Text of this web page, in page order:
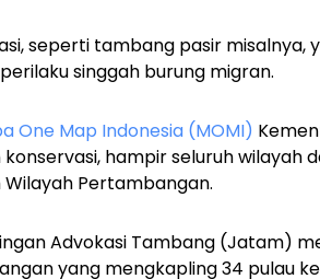
seperti tambang pasir misalnya,
singgah burung migran.
One Map Indonesia (MOMI)
konservasi, hampir seluruh wilayah
Pertambangan.
Advokasi Tambang (Jatam)
yang mengkapling 34 pulau